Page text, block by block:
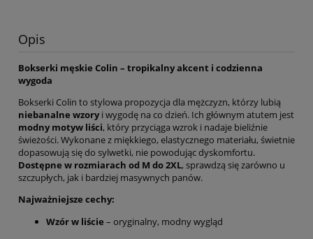
Opis
Bokserki męskie Colin – tropikalny akcent i codzienna
wygoda
Bokserki Colin to stylowa propozycja dla mężczyzn, którzy lubią
niebanalne wzoryi wygodę na co dzień. Ich głównym atutem jest
modny motyw liści, który przyciąga wzrok i nadaje bieliźnie
świeżości. Wykonane z miękkiego, elastycznego materiału, świetnie
dopasowują się do sylwetki, nie powodując dyskomfortu.
Dostępne w rozmiarach od M do 2XL, sprawdzą się zarówno u
szczupłych, jak i bardziej masywnych panów.
Najważniejsze cechy:
Wzór w liście – oryginalny, modny wygląd